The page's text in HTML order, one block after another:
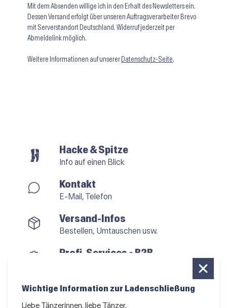
Mit dem Absenden willige ich in den Erhalt des Newsletters ein.
Dessen Versand erfolgt über unseren Auftragsverarbeiter Brevo
mit Serverstandort Deutschland. Widerruf jederzeit per
Abmeldelink möglich.
Weitere Informationen auf unserer Datenschutz-Seite.
Hacke & Spitze
Info auf einen Blick
Kontakt
E-Mail, Telefon
Versand-Infos
Bestellen, Umtauschen usw.
Profi-Services • B2B
Newsletter bestellen
Wichtige Information zur Ladenschließung
Liebe Tänzerinnen, liebe Tänzer,